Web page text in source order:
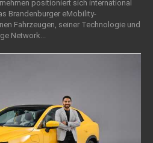
positioniert sich international
Brandenburger eMobility-
Fahrzeugen, seiner Technologie und
Network...